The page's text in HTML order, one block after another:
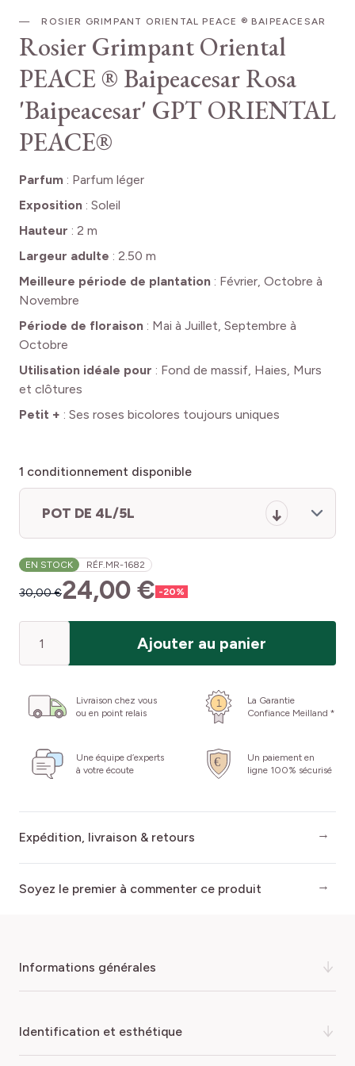
ROSIER GRIMPANT ORIENTAL PEACE ® BAIPEACESAR
Rosier Grimpant Oriental
PEACE ® BaipeacesarRosa
'Baipeacesar' GPT ORIENTAL
PEACE®
Parfum : Parfum léger
Exposition : Soleil
Hauteur : 2 m
Largeur adulte : 2.50 m
Meilleure période de plantation : Février, Octobre à
Novembre
Période de floraison : Mai à Juillet, Septembre à
Octobre
Utilisation idéale pour : Fond de massif, Haies, Murs
et clôtures
Petit + : Ses roses bicolores toujours uniques
1 conditionnement disponible
POT DE 4L/5L
EN STOCK RÉF.MR-1682
30,00 € -20%
24,00 €
Ajouter au panier
Livraison chez vous
ou en point relais
La Garantie
Confiance Meilland *
Une équipe d’experts
à votre écoute
Un paiement en
ligne 100% sécurisé
Expédition, livraison & retours
Soyez le premier à commenter ce produit
informations générales
Une élégante en version grimpante ! Issu du rosier
identification et esthétique